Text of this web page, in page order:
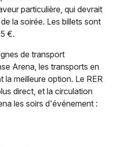
particulière, qui devrait
la soirée. Les billets sont
€.
de transport
Arena, les transports en
meilleure option. Le RER
direct, et la circulation
les soirs d'événement :